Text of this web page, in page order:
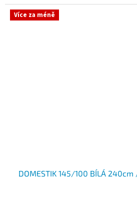
Více za méně
DOMESTIK 145/100 BÍLÁ 240cm